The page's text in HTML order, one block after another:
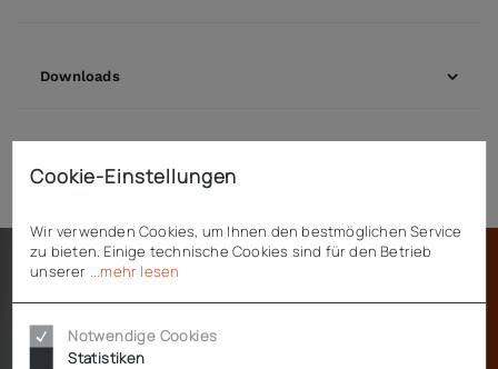
Downloads
Cookie-Einstellungen
Wir verwenden Cookies, um Ihnen den bestmöglichen Service
zu bieten. Einige technische Cookies sind für den Betrieb
unserer ...mehr lesen
Notwendige Cookies
Statistiken